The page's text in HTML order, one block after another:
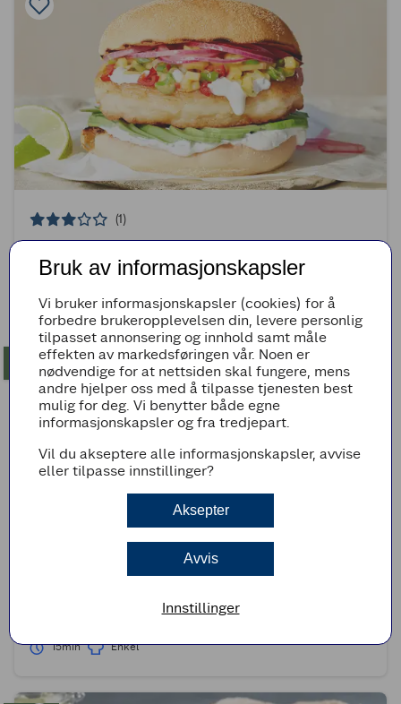
(1)
Kjapp fiskeburger med mangosalsa
(0)
Laksetartar med eplesalat og pepperrotrømme
15min Enkel
Bruk av informasjonskapsler
Vi bruker informasjonskapsler (cookies) for å
forbedre brukeropplevelsen din, levere personlig
tilpasset annonsering og innhold samt måle
effekten av markedsføringen vår. Noen er
nødvendige for at nettsiden skal fungere, mens
andre hjelper oss med å tilpasse tjenesten best
mulig for deg. Vi benytter både egne
informasjonskapsler og fra tredjepart.
Vil du akseptere alle informasjonskapsler, avvise
eller tilpasse innstillinger?
Aksepter
Avvis
Innstillinger